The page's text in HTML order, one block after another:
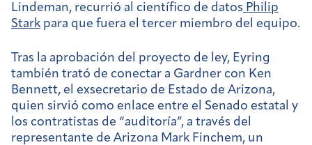
Lindeman, recurrió al científico de datos Philip
Stark para que fuera el tercer miembro del equipo.
Tras la aprobación del proyecto de ley, Eyring
también trató de conectar a Gardner con Ken
Bennett, el exsecretario de Estado de Arizona,
quien sirvió como enlace entre el Senado estatal y
los contratistas de “auditoría”, a través del
representante de Arizona Mark Finchem, un